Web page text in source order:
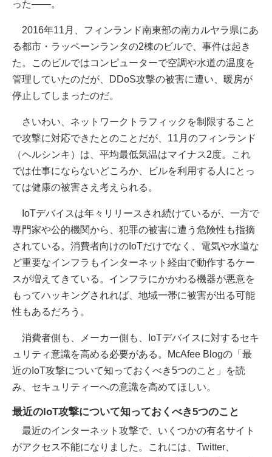
った――。
2016年11月、フィンランド南東部の南カルヤラ県にあ
る都市・ラッペーンランタの2棟のビルで、事件は起き
た。このビルではコンピューターで空調や水道の温度を
管理していたのだが、DDoS攻撃の被害に遭い、暖房が
停止してしまったのだ。
さいわい、ネットワークトラフィックを制限すること
で攻撃に対応できたとのことだが、11月のフィンランド
（ヘルシンキ）は、平均最低気温はマイナス2度。これ
では仕事にならないどころか、ビルを利用する人にとっ
ては健康の被害さえ考えられる。
IoTデバイスは年々リリースされ続けているが、一方で
専門家や公的機関から、犯罪の被害に遭う危険性も指摘
されている。消費者向けのIoTだけでなく、電気や水道な
ど重要なインフラもインターネット経由で動作するケー
スが増えてきている。インフラにかかわる機器が悪意を
もってハッキングされれば、地域一帯に被害が出る可能
性もあるだろう。
消費者側も、メーカー側も、IoTデバイスに対するセキ
ュリティ意識を高める必要がある。McAfee Blogの「最
近のIoT攻撃について知っておくべき5つのこと」を読
み、セキュリティーへの意識を高めてほしい。
最近のIoT攻撃について知っておくべき5つのこと
最近のインターネット攻撃で、いくつかの有名サイト
がアクセス不能になりました。これには、Twitter、